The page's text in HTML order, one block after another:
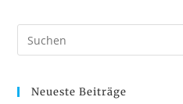
Neueste Beiträge